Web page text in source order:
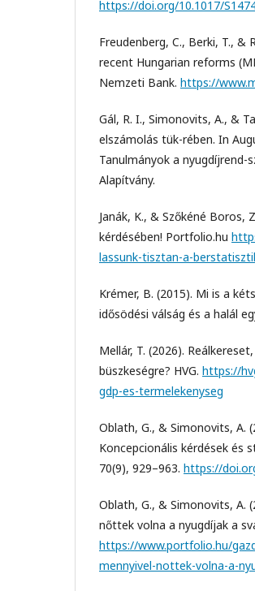
https://doi.org/10.1017/
Freudenberg, C., Berki, T.,
recent Hungarian reforms
Nemzeti Bank. https://
Gál, R. I., Simonovits, A., &
elszámolás tük-rében. In
Tanulmányok a nyugdíjrend-
Alapítvány.
Janák, K., & Szőkéné Boros,
kérdésében! Portfolio.hu
lassunk-tisztan-a-
Krémer, B. (2015). Mi is a
idősödési válság és a halál
Mellár, T. (2026).
büszkeségre? HVG. https://
gdp-es-termelekenyseg
Oblath, G., & Simonovits, A.
Koncepcionális kérdések és
70(9), 929–963. https://
Oblath, G., & Simonovits, A.
nőttek volna a nyugdíjak a
https://www.portfolio.hu/
mennyivel-nottek-volna-a-